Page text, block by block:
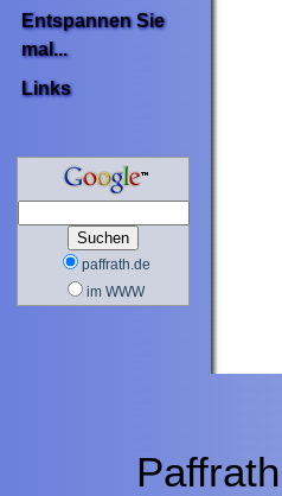
Entspannen Sie
mal...
Links
paffrath.de
im WWW